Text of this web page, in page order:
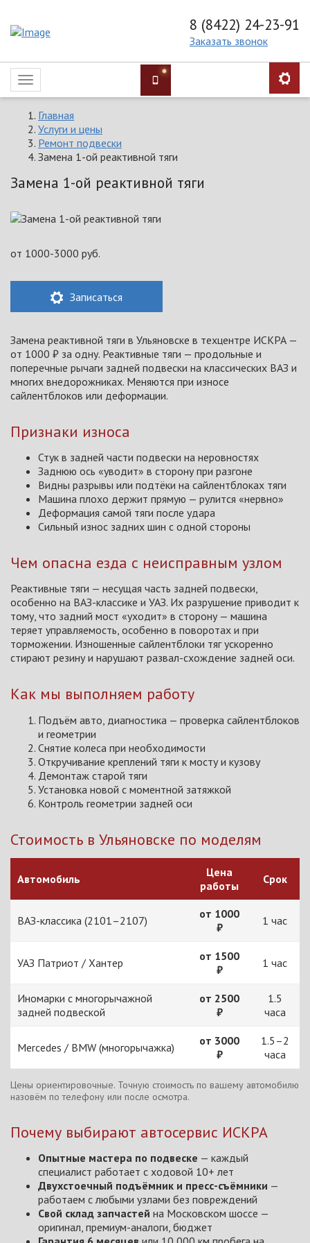
8 (8422) 24-23-91
Заказать звонок
Toggle
navigation
Главная
Услуги и цены
Ремонт подвески
Замена 1-ой реактивной тяги
Замена 1-ой реактивной тяги
от 1000-3000 руб.
Записаться
Замена реактивной тяги в Ульяновске в техцентре ИСКРА —
от 1000 ₽ за одну. Реактивные тяги — продольные и
поперечные рычаги задней подвески на классических ВАЗ и
многих внедорожниках. Меняются при износе
сайлентблоков или деформации.
Признаки износа
Стук в задней части подвески на неровностях
Заднюю ось «уводит» в сторону при разгоне
Видны разрывы или подтёки на сайлентблоках тяги
Машина плохо держит прямую — рулится «нервно»
Деформация самой тяги после удара
Сильный износ задних шин с одной стороны
Чем опасна езда с неисправным узлом
Реактивные тяги — несущая часть задней подвески,
особенно на ВАЗ-классике и УАЗ. Их разрушение приводит к
тому, что задний мост «уходит» в сторону — машина
теряет управляемость, особенно в поворотах и при
торможении. Изношенные сайлентблоки тяг ускоренно
стирают резину и нарушают развал-схождение задней оси.
Как мы выполняем работу
Подъём авто, диагностика — проверка сайлентблоков
и геометрии
Снятие колеса при необходимости
Откручивание креплений тяги к мосту и кузову
Демонтаж старой тяги
Установка новой с моментной затяжкой
Контроль геометрии задней оси
Стоимость в Ульяновске по моделям
Автомобиль
Цена
работы
Срок
ВАЗ-классика (2101–2107)
от 1000
₽
1 час
УАЗ Патриот / Хантер
от 1500
₽
1 час
Иномарки с многорычажной
задней подвеской
от 2500
₽
1.5
часа
Mercedes / BMW (многорычажка)
от 3000
₽
1.5–2
часа
Цены ориентировочные. Точную стоимость по вашему автомобилю
назовём по телефону или после осмотра.
Почему выбирают автосервис ИСКРА
Опытные мастера по подвеске — каждый
специалист работает с ходовой 10+ лет
Двухстоечный подъёмник и пресс-съёмники —
работаем с любыми узлами без повреждений
Свой склад запчастей на Московском шоссе —
оригинал, премиум-аналоги, бюджет